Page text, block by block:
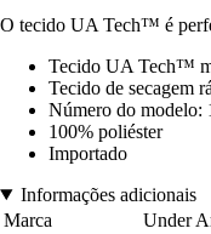
O tecido UA Tech™ é
Tecido UA Tech™
Tecido de secagem
Número do modelo:
100% poliéster
Importado
Informações adicionais
Marca
Under